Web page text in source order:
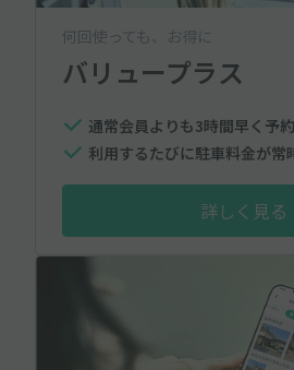
何回使っても、お得に
バリュープラス
通常会員よりも3時間早く予
利用するたびに駐車料金が常
詳しく見る